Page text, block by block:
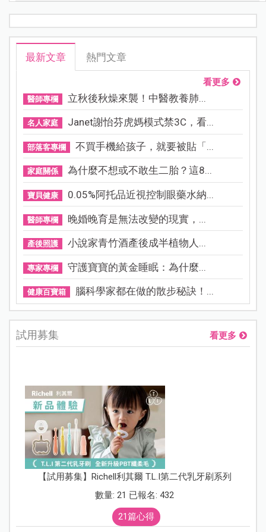
最新文章 熱門文章
看更多
醫師專欄 立秋後秋燥來襲！中醫教養肺...
名人家庭 Janet謝怡芬虎媽模式禁3C，看...
部落客專欄 不買手機給孩子，就要被貼「...
家庭關係 為什麼不想或不敢生二胎？這8...
寶貝健康 0.05%阿托品近視控制眼藥水納...
醫師專欄 晚婚晚育是無法改變的現實，...
產後照護 小說家青竹酒產後成半植物人...
專家專欄 守護寶寶的黃金睡眠：為什麼...
健康百寶箱 腦科學家都在做的散步秘訣！...
試用募集 看更多
【試用募集】Richell利其爾 T.L.I第二代乳牙刷系列
數量: 21 已報名: 432
21篇心得